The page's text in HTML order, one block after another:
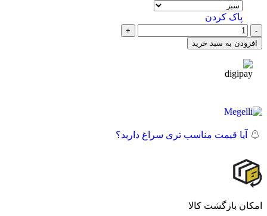
پاک کردن
افزودن به سبد خرید
در ۴ قسط با دیجی‌پی
آیا قیمت مناسب تری سراغ دارید؟
امکان بازگشت کالا